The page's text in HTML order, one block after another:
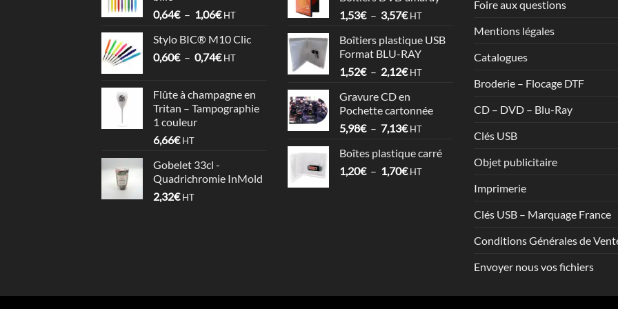
4,09€
0,64€ – 1,06€Plage
prix :
0,64€
HT
Stylo BIC® M10 Clic
0,60€ – 0,74€Plage
0,60€
à
HT
Flûte à champagne en
Tritan – Tampographie
1 couleur
6,66€ HT
Gobelet 33cl -
Quadrichromie InMold
2,32€ HT
à
1,53€ – 3,57€Plage
prix :
1,53€
à
HT
Boîtiers plastique USB
Format BLU-RAY
1,52€ – 2,12€Plage
prix :
1,52€
à
HT
Gravure CD en
Pochette cartonnée
5,98€ – 7,13€Plage
prix :
5,98€
HT
Boîtes plastique carré
1,20€ – 1,70€Plage
HT
Foire aux questions
Mentions légales
Catalogues
Broderie – Flocage DTF
CD – DVD – Blu-Ray
Clés USB
Objet publicitaire
Imprimerie
Clés USB – Marquage France
Conditions Générales de
Envoyer nous vos fichiers